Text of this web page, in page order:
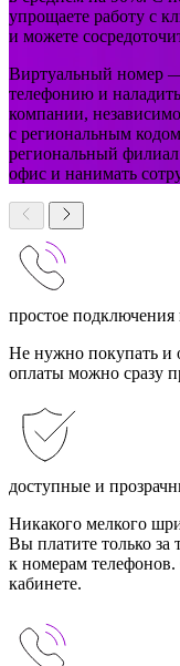
упрощаете работу с
и можете
Виртуальный номер
телефонию и
компании,
с региональным
региональный
офис и нанимать
простое подключения
Не нужно покупать и
оплаты можно сразу
доступные и
Никакого мелкого
Вы платите только за
к номерам
кабинете.